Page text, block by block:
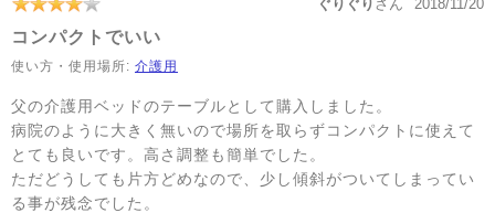
ぐりぐり さん 2018/11/20
コンパクトでいい
使い方・使用場所: 介護用
父の介護用ベッドのテーブルとして購入しました。
病院のように大きく無いので場所を取らずコンパクトに使えて
とても良いです。高さ調整も簡単でした。
ただどうしても片方どめなので、少し傾斜がついてしまってい
る事が残念でした。